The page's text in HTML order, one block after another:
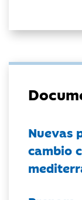
Nuevas
cambio